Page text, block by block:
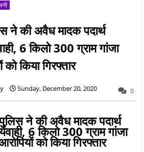
ने की अवैध मादक पदार्थ
6 किलो 300 ग्राम गांजा
किया गिरफ्तार
Sunday, December 20, 2020 0
ने की अवैध मादक पदार्थ
6 किलो 300 ग्राम गांजा
को किया गिरफ्तार